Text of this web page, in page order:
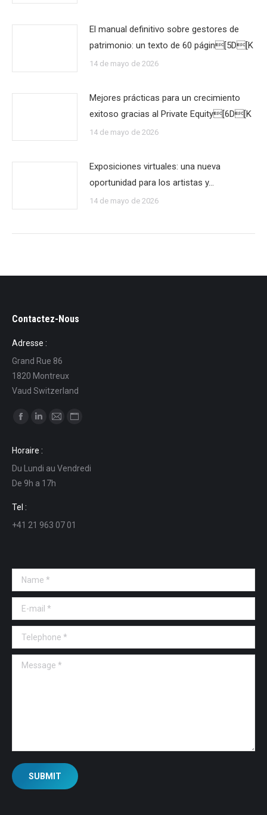
El manual definitivo sobre gestores de
patrimonio: un texto de 60 págin[5D[K
14 de mayo de 2026
Mejores prácticas para un crecimiento
exitoso gracias al Private Equity[6D[K
14 de mayo de 2026
Exposiciones virtuales: una nueva
oportunidad para los artistas y…
14 de mayo de 2026
Contactez-Nous
Adresse :
Grand Rue 86
1820 Montreux
Vaud Switzerland
Find us on:
opens
in
new
window
opens
in
new
in
in
Horaire :
Du Lundi au Vendredi
De 9h a 17h
Tel :
+41 21 963 07 01
Name *
E-mail *
Telephone *
Message *
SUBMIT